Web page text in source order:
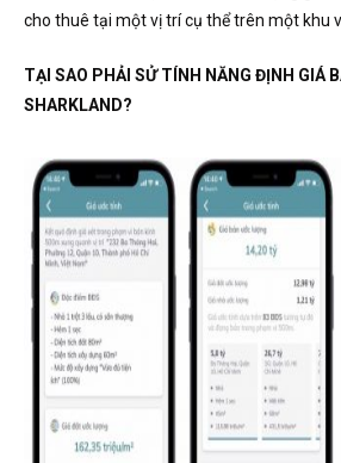
cho thuê tại một vị trí cụ thể trên một khu
TẠI SAO PHẢI SỬ TÍNH NĂNG ĐỊNH GIÁ
SHARKLAND?